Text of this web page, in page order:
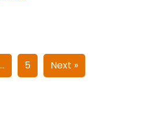
… 5 Next »